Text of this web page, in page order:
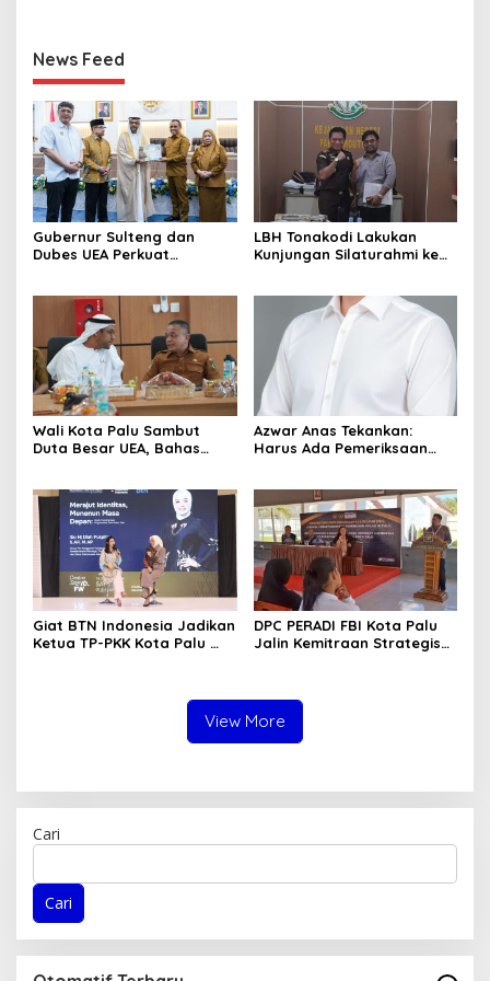
News Feed
Gubernur Sulteng dan
Dubes UEA Perkuat
LBH Tonakodi Lakukan
Kunjungan Silaturahmi ke
Wali Kota Palu Sambut
Duta Besar UEA, Bahas
Azwar Anas Tekankan:
Harus Ada Pemeriksaan
Lokasi CPM
Giat BTN Indonesia Jadikan
Ketua TP-PKK Kota Palu
DPC PERADI FBI Kota Palu
Jalin Kemitraan Strategis
View More
Cari
Cari